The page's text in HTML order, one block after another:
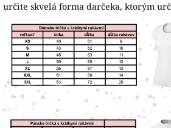
určite skvelá forma darčeka, ktorým